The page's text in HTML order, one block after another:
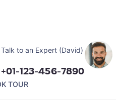
Talk to an Expert (David)
+01-123-456-7890
TOUR